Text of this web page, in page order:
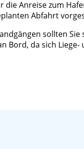
Anreise zum
Abfahrt
sollten
Bord, da sich